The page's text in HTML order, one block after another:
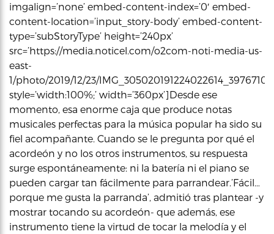
imgalign=’none’ embed-content-index=’0′ embed-
content-location=’input_story-body’ embed-content-
type=’subStoryType’ height=’240px’
src=’https://media.noticel.com/o2com-noti-media-us-
east-
1/photo/2019/12/23/
style=’width:100%;’ width=’360px’]Desde ese
momento, esa enorme caja que produce notas
musicales perfectas para la música popular ha sido su
fiel acompañante. Cuando se le pregunta por qué el
acordeón y no los otros instrumentos, su respuesta
surge espontáneamente: ni la batería ni el piano se
pueden cargar tan fácilmente para parrandear.’Fácil…
porque me gusta la parranda’, admitió tras plantear -y
mostrar tocando su acordeón- que además, ese
instrumento tiene la virtud de tocar la melodía y el